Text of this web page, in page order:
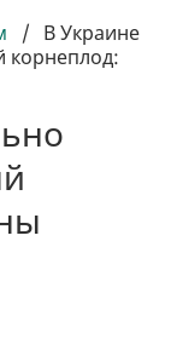
/ В Украине
корнеплод: